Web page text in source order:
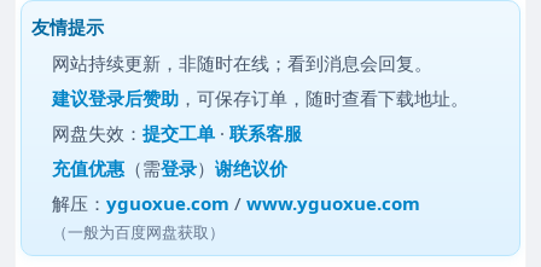
友情提示
网站持续更新，非随时在线；看到消息会回复。
建议登录后赞助 ，可保存订单，随时查看下载地址。
网盘失效：提交工单 ·联系客服
充值优惠 （需登录）谢绝议价
解压：yguoxue.com /www.yguoxue.com
（一般为百度网盘获取）